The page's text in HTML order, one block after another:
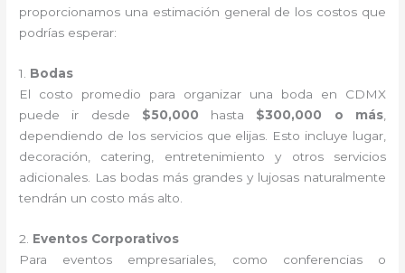
proporcionamos una estimación general de los costos que
podrías esperar:
1. Bodas
El costo promedio para organizar una boda en CDMX
puede ir desde $50,000 hasta $300,000 o más,
dependiendo de los servicios que elijas. Esto incluye lugar,
decoración, catering, entretenimiento y otros servicios
adicionales. Las bodas más grandes y lujosas naturalmente
tendrán un costo más alto.
2. Eventos Corporativos
Para eventos empresariales, como conferencias o